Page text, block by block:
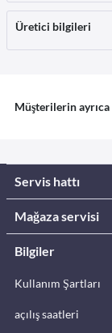
Üretici bilgileri
Müşterilerin ayrıca
Servis hattı
Mağaza servisi
Bilgiler
Kullanım Şartları
açılış saatleri